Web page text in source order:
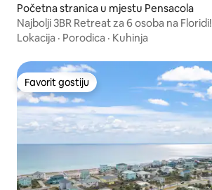
Početna stranica u mjestu Pensacola
Najbolji 3BR Retreat za 6 osoba na Floridi!
Lokacija · Porodica · Kuhinja
Favorit gostiju
Favorit gostiju